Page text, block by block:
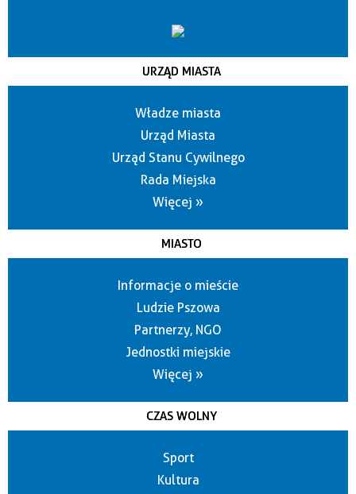
URZĄD MIASTA
Władze miasta
Urząd Miasta
Urząd Stanu Cywilnego
Rada Miejska
Więcej »
MIASTO
Informacje o mieście
Ludzie Pszowa
Partnerzy, NGO
Jednostki miejskie
Więcej »
CZAS WOLNY
Sport
Kultura